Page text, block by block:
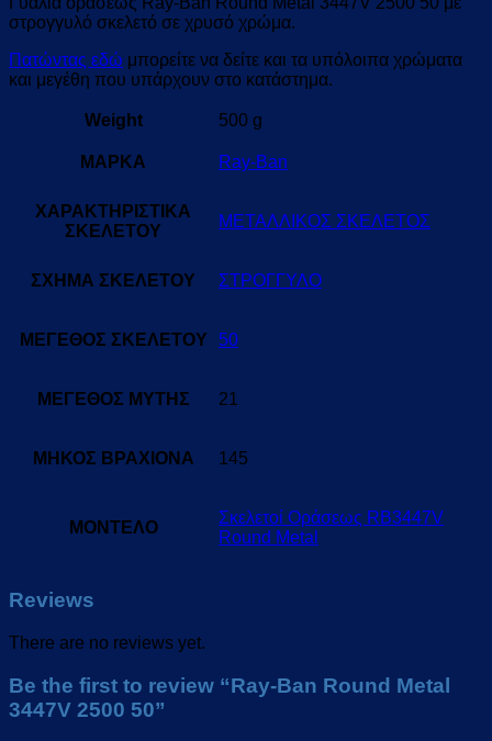
στρογγυλό σκελετό σε χρυσό χρώμα.
Πατώντας εδώ μπορείτε να δείτε και τα υπόλοιπα χρώματα
και μεγέθη που υπάρχουν στο κατάστημα.
Weight 500 g
ΜΑΡΚΑ Ray-Ban
ΧΑΡΑΚΤΗΡΙΣΤΙΚΑ
ΣΚΕΛΕΤΟΥ
ΜΕΤΑΛΛΙΚΟΣ ΣΚΕΛΕΤΟΣ
ΣΧΗΜΑ ΣΚΕΛΕΤΟΥ ΣΤΡΟΓΓΥΛΟ
ΜΕΓΕΘΟΣ ΣΚΕΛΕΤΟΥ 50
ΜΕΓΕΘΟΣ ΜΥΤΗΣ 21
ΜΗΚΟΣ ΒΡΑΧΙΟΝΑ 145
ΜΟΝΤΕΛΟ
Σκελετοί Οράσεως RB3447V
Round Metal
Reviews
There are no reviews yet.
Be the first to review “Ray-Ban Round Metal
3447V 2500 50”